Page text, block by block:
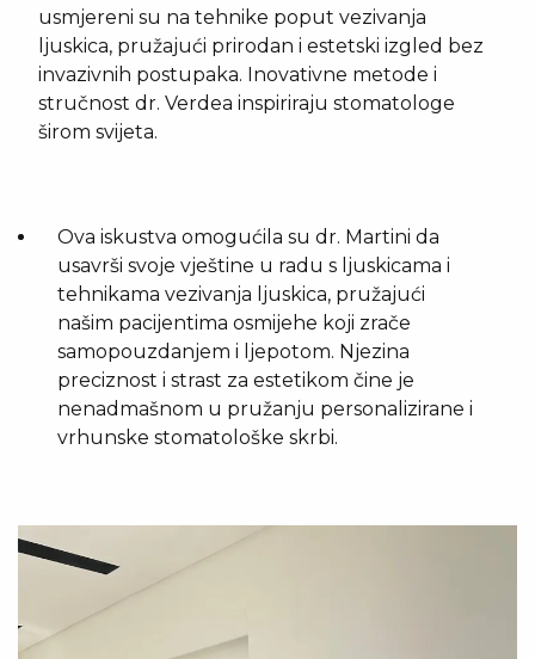
usmjereni su na tehnike poput vezivanja
ljuskica, pružajući prirodan i estetski izgled bez
invazivnih postupaka. Inovativne metode i
stručnost dr. Verdea inspiriraju stomatologe
širom svijeta.
Ova iskustva omogućila su dr. Martini da
usavrši svoje vještine u radu s ljuskicama i
tehnikama vezivanja ljuskica, pružajući
našim pacijentima osmijehe koji zrače
samopouzdanjem i ljepotom. Njezina
preciznost i strast za estetikom čine je
nenadmašnom u pružanju personalizirane i
vrhunske stomatološke skrbi.